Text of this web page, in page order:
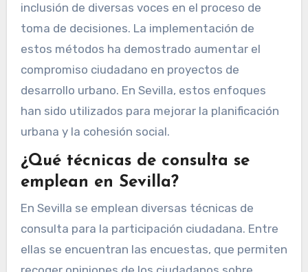
inclusión de diversas voces en el proceso de
toma de decisiones. La implementación de
estos métodos ha demostrado aumentar el
compromiso ciudadano en proyectos de
desarrollo urbano. En Sevilla, estos enfoques
han sido utilizados para mejorar la planificación
urbana y la cohesión social.
¿Qué técnicas de consulta se
emplean en Sevilla?
En Sevilla se emplean diversas técnicas de
consulta para la participación ciudadana. Entre
ellas se encuentran las encuestas, que permiten